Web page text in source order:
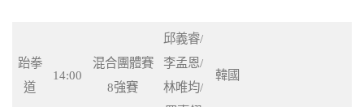
跆拳
道
14:00
混合團體賽
8強賽
邱義睿/
李孟恩/
林唯均/
韓國